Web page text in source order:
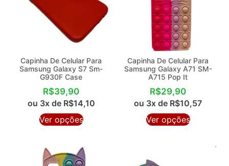
Capinha De Celular Para
Samsung Galaxy S7 Sm-
G930F Case
R$39,90
ou 3x de R$14,10
Ver opções
Capinha De Celular Para
Samsung Galaxy A71 SM-
A715 Pop It
R$29,90
ou 3x de R$10,57
Ver opções